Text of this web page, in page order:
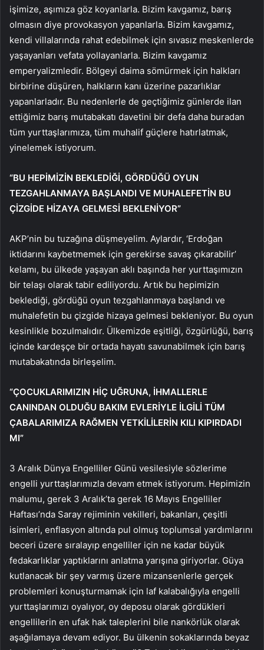
işimize, aşımıza göz koyanlarla. Bizim kavgamız, barış
olmasın diye provokasyon yapanlarla. Bizim kavgamız,
kendi villalarında rahat edebilmek için sıvasız meskenlerde
yaşayanları vefata yollayanlarla. Bizim kavgamız
emperyalizmledir. Bölgeyi daima sömürmek için halkları
birbirine düşüren, halkların kanı üzerine pazarlıklar
yapanlarladır. Bu nedenlerle de geçtiğimiz günlerde ilan
ettiğimiz barış mutabakatı davetini bir defa daha buradan
tüm yurttaşlarımıza, tüm muhalif güçlere hatırlatmak,
yinelemek istiyorum.
“BU HEPİMİZİN BEKLEDİĞİ, GÖRDÜĞÜ OYUN
TEZGAHLANMAYA BAŞLANDI VE MUHALEFETİN BU
ÇİZGİDE HİZAYA GELMESİ BEKLENİYOR”
AKP’nin bu tuzağına düşmeyelim. Aylardır, ‘Erdoğan
iktidarını kaybetmemek için gerekirse savaş çıkarabilir’
kelamı, bu ülkede yaşayan aklı başında her yurttaşımızın
bir telaşı olarak tabir ediliyordu. Artık bu hepimizin
beklediği, gördüğü oyun tezgahlanmaya başlandı ve
muhalefetin bu çizgide hizaya gelmesi bekleniyor. Bu oyun
kesinlikle bozulmalıdır. Ülkemizde eşitliği, özgürlüğü, barış
içinde kardeşçe bir ortada hayatı savunabilmek için barış
mutabakatında birleşelim.
“ÇOCUKLARIMIZIN HİÇ UĞRUNA, İHMALLERLE
CANINDAN OLDUĞU BAKIM EVLERİYLE İLGİLİ TÜM
ÇABALARIMIZA RAĞMEN YETKİLİLERİN KILI KIPIRDADI
MI”
3 Aralık Dünya Engelliler Günü vesilesiyle sözlerime
engelli yurttaşlarımızla devam etmek istiyorum. Hepimizin
malumu, gerek 3 Aralık’ta gerek 16 Mayıs Engelliler
Haftası’nda Saray rejiminin vekilleri, bakanları, çeşitli
isimleri, enflasyon altında pul olmuş toplumsal yardımlarını
beceri üzere sıralayıp engelliler için ne kadar büyük
fedakarlıklar yaptıklarını anlatma yarışına giriyorlar. Güya
kutlanacak bir şey varmış üzere mizansenlerle gerçek
problemleri konuşturmamak için laf kalabalığıyla engelli
yurttaşlarımızı oyalıyor, oy deposu olarak gördükleri
engellilerin en ufak hak taleplerini bile nankörlük olarak
aşağılamaya devam ediyor. Bu ülkenin sokaklarında beyaz